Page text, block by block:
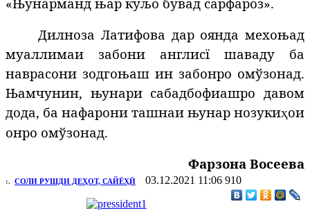
Дилноза Латифова дар оянда мехоњад
муаллимаи забони англисї шаваду ба
наврасони зодгоњаш ин забонро омўзонад.
Њамчунин, њунари сабадбофиашро давом
дода, ба нафарони ташнаи њунар нозукиҳои
онро омўзонад.
Фарзона Восеева
:. СОЛИ РУШДИ ДЕҲОТ, САЙЁҲӢ 03.12.2021 11:06 910